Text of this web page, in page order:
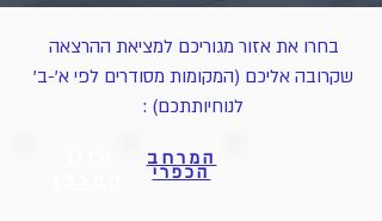
בחרו את אזור מגוריכם למציאת ההרצאה
שקרובה אליכם (המקומות מסודרים לפי א'-ב'
לנוחיותתכם) :
המרחב
הכפרי